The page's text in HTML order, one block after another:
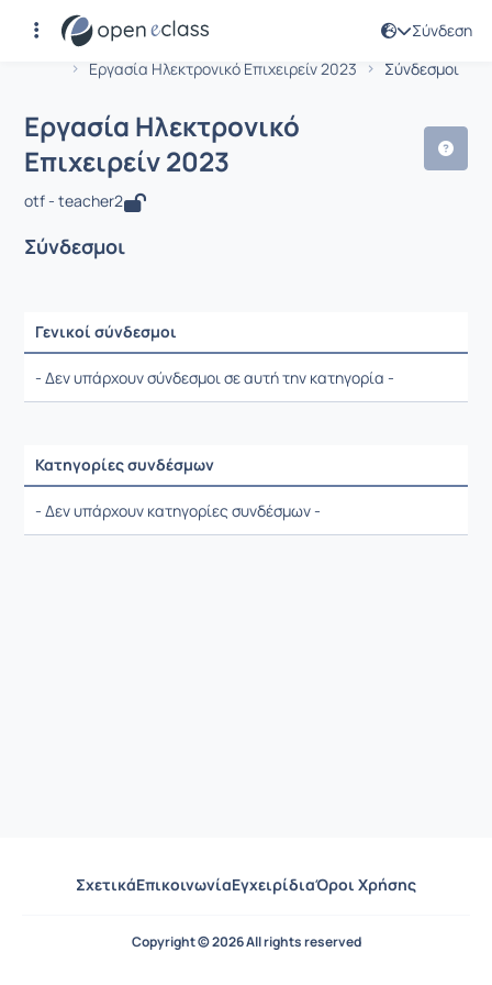
Σύνδεση
Αρχική Σελίδα
Εργασία Ηλεκτρονικό Επιχειρείν 2023
Σύνδεσμοι
Μάθημα : Εργασία Ηλεκτρονικό
Εργασία Ηλεκτρονικό
Επιχειρείν 2023
otf - teacher2
Σύνδεσμοι
Γενικοί σύνδεσμοι
Ρυθμίσεις επιλογής / Αποτελέσματα
- Δεν υπάρχουν σύνδεσμοι σε αυτή την κατηγορία -
Κατηγορίες συνδέσμων
Ρυθμίσεις επιλογής / Αποτελέσματα
- Δεν υπάρχουν κατηγορίες συνδέσμων -
ΣχετικάΕπικοινωνίαΕγχειρίδιαΌροι Χρήσης
Copyright © 2026 All rights reserved